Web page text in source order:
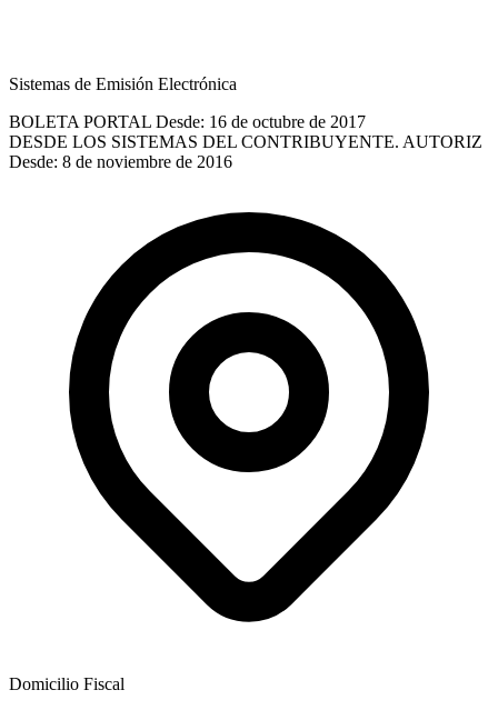
Sistemas de Emisión Electrónica
BOLETA PORTAL Desde: 16 de octubre de 2017
DESDE LOS SISTEMAS DEL CONTRIBUYENTE. AUTORIZ
Desde: 8 de noviembre de 2016
Domicilio Fiscal